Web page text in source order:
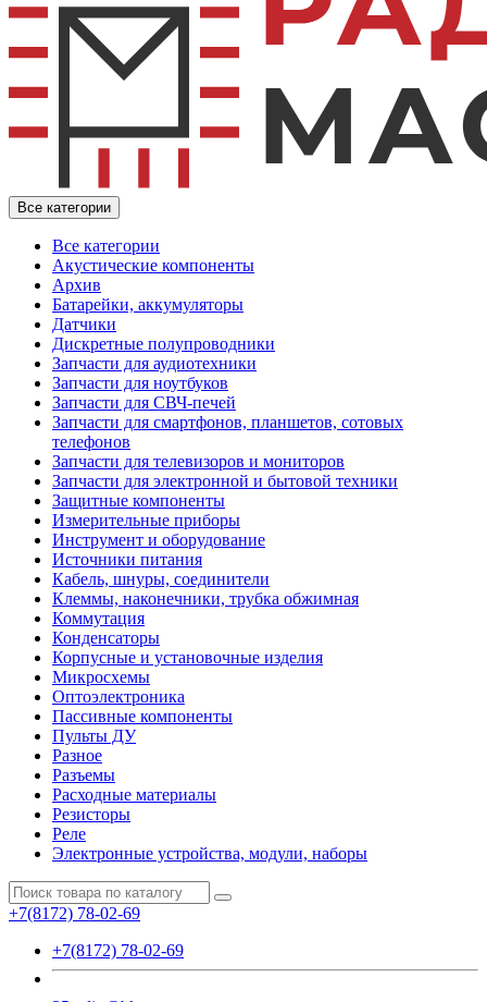
Все категории
Все категории
Акустические компоненты
Архив
Батарейки, аккумуляторы
Датчики
Дискретные полупроводники
Запчасти для аудиотехники
Запчасти для ноутбуков
Запчасти для СВЧ-печей
Запчасти для смартфонов, планшетов, сотовых
телефонов
Запчасти для телевизоров и мониторов
Запчасти для электронной и бытовой техники
Защитные компоненты
Измерительные приборы
Инструмент и оборудование
Источники питания
Кабель, шнуры, соединители
Клеммы, наконечники, трубка обжимная
Коммутация
Конденсаторы
Корпусные и установочные изделия
Микросхемы
Оптоэлектроника
Пассивные компоненты
Пульты ДУ
Разное
Разъемы
Расходные материалы
Резисторы
Реле
Электронные устройства, модули, наборы
+7(8172) 78-02-69
+7(8172) 78-02-69